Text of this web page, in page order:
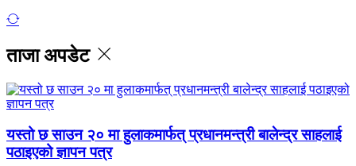
ताजा अपडेट
यस्तो छ साउन २० मा हुलाकमार्फत् प्रधानमन्त्री बालेन्द्र साहलाई
पठाइएको ज्ञापन पत्र